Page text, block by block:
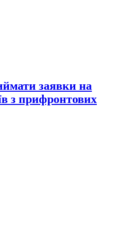
заявки на
з прифронтових